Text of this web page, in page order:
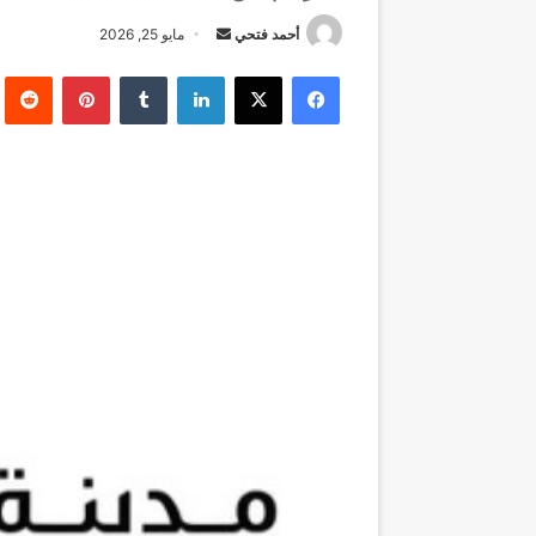
أحمد فتحي
أرسل
إلكترونيا
مايو 25, 2026
فيسبوك ‫X لينكدإن بينتيريست